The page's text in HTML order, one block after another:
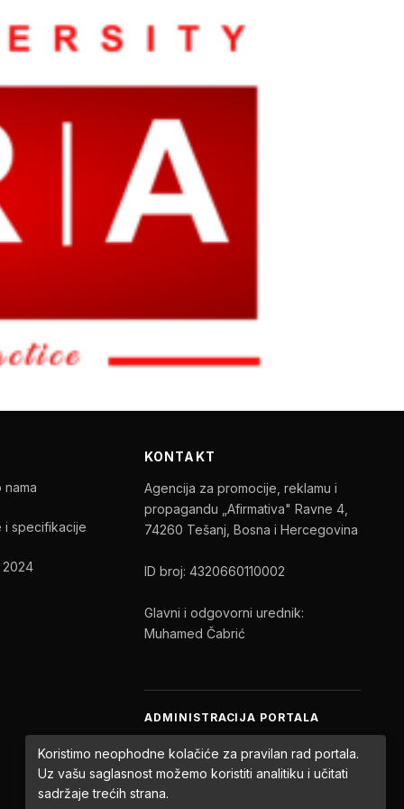
nama
i specifikacije
2024
KONTAKT
Agencija za promocije, reklamu i
propagandu „Afirmativa" Ravne 4,
74260 Tešanj, Bosna i Hercegovina
ID broj: 4320660110002
Glavni i odgovorni urednik:
Muhamed Čabrić
ADMINISTRACIJA PORTALA
PRIJAVA
Koristimo neophodne kolačiće za pravilan rad portala.
Uz vašu saglasnost možemo koristiti analitiku i učitati
sadržaje trećih strana.